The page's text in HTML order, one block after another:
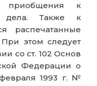
к
дела. Также к
распечатанные
этом следует
со ст. 102 Основ
Федерации о
1993 г. №